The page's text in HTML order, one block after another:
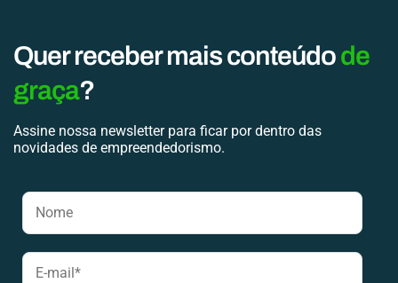
Quer receber mais conteúdode
graça?
Assine nossa newsletter para ficar por dentro das
novidades de empreendedorismo.